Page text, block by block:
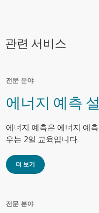
관련 서비스
전문 분야
에너지 예측
에너지 예측은 에너지 예
우는 2일 교육입니다.
더 보기
전문 분야